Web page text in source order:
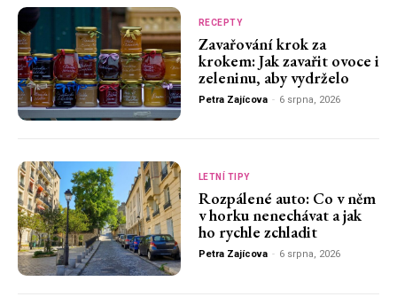
RECEPTY
Zavařování krok za
krokem: Jak zavařit ovoce i
zeleninu, aby vydrželo
Petra Zajícova - 6 srpna, 2026
LETNÍ TIPY
Rozpálené auto: Co v něm
v horku nenechávat a jak
ho rychle zchladit
Petra Zajícova - 6 srpna, 2026